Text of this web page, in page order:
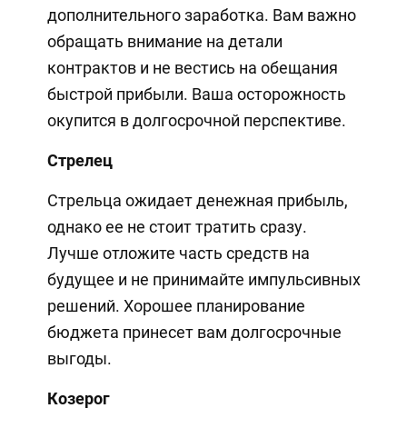
дополнительного заработка. Вам важно
обращать внимание на детали
контрактов и не вестись на обещания
быстрой прибыли. Ваша осторожность
окупится в долгосрочной перспективе.
Стрелец
Стрельца ожидает денежная прибыль,
однако ее не стоит тратить сразу.
Лучше отложите часть средств на
будущее и не принимайте импульсивных
решений. Хорошее планирование
бюджета принесет вам долгосрочные
выгоды.
Козерог